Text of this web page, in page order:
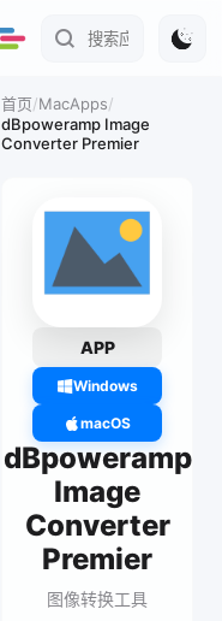
首页/MacApps/
dBpoweramp Image
Converter Premier
APP
Windows
macOS
dBpoweramp
Image
Converter
Premier
图像转换工具